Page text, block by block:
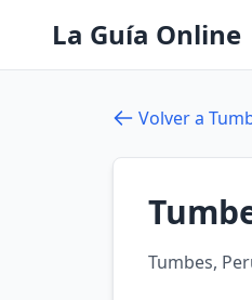
La Guía Online
Volver a
Tumbes,